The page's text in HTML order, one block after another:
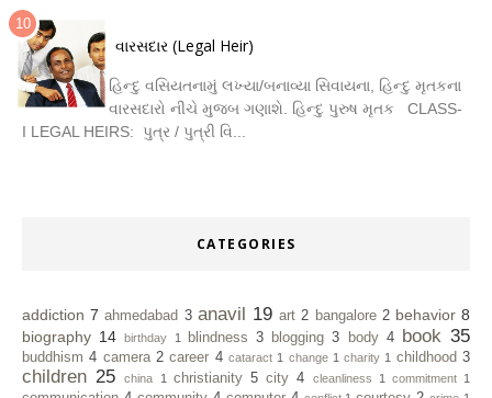
વારસદાર (Legal Heir)
હિન્દુ વસિયતનામું લખ્યા/બનાવ્યા સિવાયના, હિન્દુ મૃતકના
વારસદારો નીચે મુજબ ગણાશે. હિન્દુ પુરુષ મૃતક CLASS-
I LEGAL HEIRS: પુત્ર / પુત્રી વિ...
CATEGORIES
addiction 7 ahmedabad 3 anavil 19 art 2 bangalore 2 behavior 8
biography 14 birthday 1 blindness 3 blogging 3 body 4 book 35
buddhism 4 camera 2 career 4 cataract 1 change 1 charity 1 childhood 3
children 25 china 1 christianity 5 city 4 cleanliness 1 commitment 1